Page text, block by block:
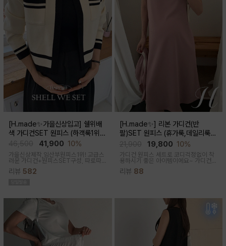
[H.made✨가을신상입고] 쉘위배
색 가디건SET 원피스 (하객룩1위/
고급미/가디건SET/임산부,출산후,
누구나예쁜핏)
41,900 10%
가을신상제작,임산부원피스1위! 고급스
러운 가디건+원피스SET구성, 따로따
리뷰 582
[H.made✨] 리본 가디건(반
팔)SET 원피스 (휴가룩,데일리룩/
체형완벽커버/임산부,출산후 누구나
OK)
19,800 10%
가디건 원피스 세트로 코디걱정없이 착
용하시기 좋은 아이템이에요~ 가디건
배색라인과 리본매듭으로 포인트를 줘
꾸안꾸룩으로 활용하기 좋아요
리뷰 88